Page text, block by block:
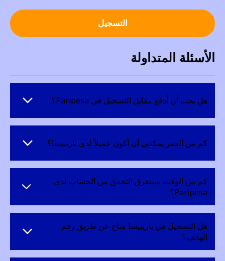
التسجيل
الأسئلة المتداولة
هل يجب أن أدفع مقابل التسجيل في Paripesa؟
كم من العمر يمكنني أن أكون عميلاً لدى باريبيسا؟
كم من الوقت يستغرق التحقق من الحساب لدى
Paripesa؟
هل التسجيل في باريبيسا متاح عن طريق رقم
الهاتف؟